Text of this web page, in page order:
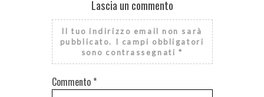
Lascia un commento
Il tuo indirizzo email non sarà
pubblicato.
I campi obbligatori
sono contrassegnati *
Commento *